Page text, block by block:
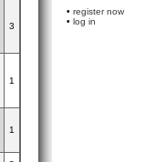
3
1
1
• register now
• log in